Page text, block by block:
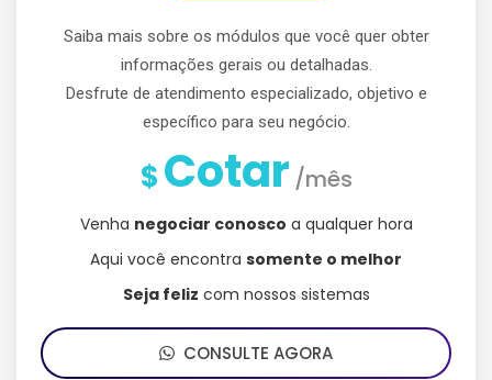
Saiba mais sobre os módulos que você quer obter
informações gerais ou detalhadas.
Desfrute de atendimento especializado, objetivo e
específico para seu negócio.
$Cotar /mês
Venha negociar conosco a qualquer hora
Aqui você encontra somente o melhor
Seja feliz com nossos sistemas
CONSULTE AGORA